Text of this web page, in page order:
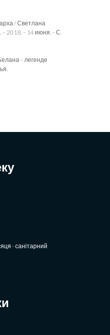
/ Светлана
2018. – 14 июня. – С.
– легенде
- санітарний